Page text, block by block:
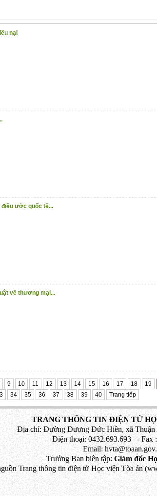
nại
ước quốc tế...
về thương mại...
9 10 11 12 13 14 15 16 17 18 19
34 35 36 37 38 39 40 Trang tiếp
TRANG THÔNG TIN ĐIỆN TỬ
Địa chỉ: Đường Dương Đức Hiền, xã Thuận
Điện thoại: 0432.693.693 - Fax :
Email:
Trưởng Ban biên tập:Giám đốc
Trang thông tin điện tử Học viện Tòa án